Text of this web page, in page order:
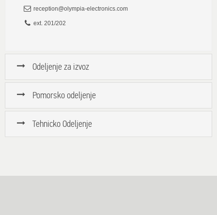
reception@olympia-electronics.com
ext. 201/202
Odeljenje za izvoz
Pomorsko odeljenje
Tehnicko Odeljenje